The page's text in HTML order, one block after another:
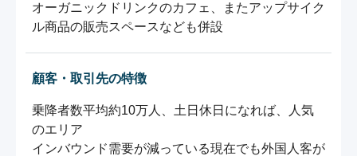
オーガニックドリンクのカフェ、またアップサイク
ル商品の販売スペースなども併設
顧客・取引先の特徴
乗降者数平均約10万人、土日休日になれば、人気
のエリア
インバウンド需要が減っている現在でも外国人客が